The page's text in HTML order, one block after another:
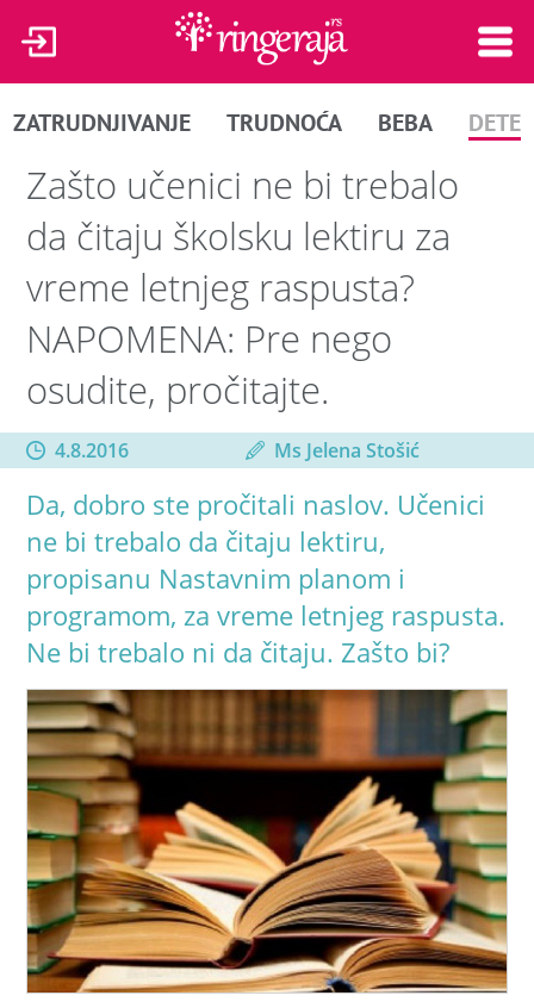
ZATRUDNJIVANJE TRUDNOĆA BEBA DETE
Zašto učenici ne bi trebalo
da čitaju školsku lektiru za
vreme letnjeg raspusta?
NAPOMENA: Pre nego
osudite, pročitajte.
4.8.2016 Ms Jelena Stošić
Da, dobro ste pročitali naslov. Učenici
ne bi trebalo da čitaju lektiru,
propisanu Nastavnim planom i
programom, za vreme letnjeg raspusta.
Ne bi trebalo ni da čitaju. Zašto bi?